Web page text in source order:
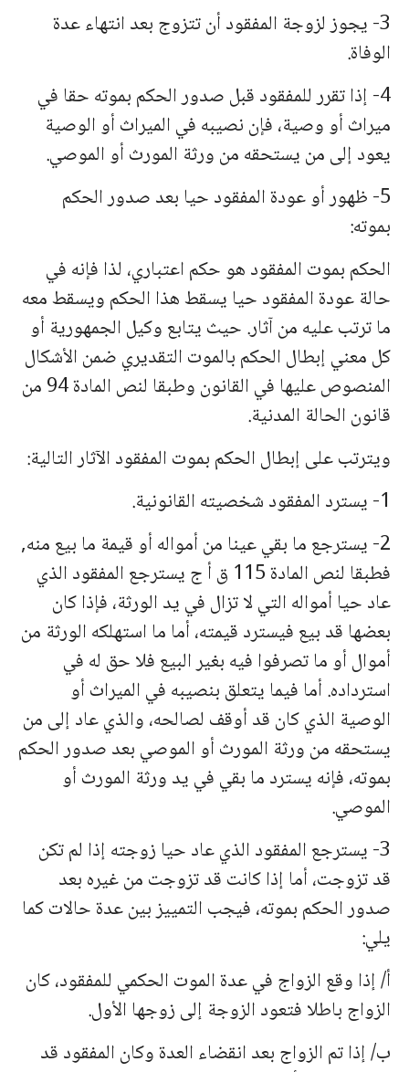
3- یجوز لزوجة المفقود أن تتزوج بعد انتهاء عدة
الوفاة.
4- إذا تقرر للمفقود قبل صدور الحكم بموته حقا في
میراث أو وصیة، فإن نصیبه في المیراث أو الوصیة
یعود إلى من یستحقه من ورثة المورث أو الموصي.
5- ظهور أو عودة المفقود حیا بعد صدور الحكم
بموته:
الحكم بموت المفقود هو حكم اعتباري، لذا فإنه في
حالة عودة المفقود حیا یسقط هذا الحكم ویسقط معه
ما ترتب علیه من آثار. حیث یتابع وكیل الجمهوریة أو
كل معني إبطال الحكم بالموت التقدیري ضمن الأشكال
المنصوص علیها في القانون وطبقا لنص المادة 94 من
قانون الحالة المدنیة.
ویترتب على إبطال الحكم بموت المفقود الآثار التالیة:
1- یسترد المفقود شخصیته القانونیة.
2- یسترجع ما بقي عینا من أمواله أو قیمة ما بیع منه,
فطبقا لنص المادة 115 ق أ ج یسترجع المفقود الذي
عاد حیا أمواله التي لا تزال في ید الورثة، فإذا كان
بعضها قد بیع فیسترد قیمته، أما ما استهلكه الورثة من
أموال أو ما تصرفوا فیه بغیر البیع فلا حق له في
استرداده. أما فیما یتعلق بنصیبه في المیراث أو
الوصیة الذي كان قد أوقف لصالحه، والذي عاد إلى من
یستحقه من ورثة المورث أو الموصي بعد صدور الحكم
بموته، فإنه یسترد ما بقي في ید ورثة المورث أو
الموصي.
3- یسترجع المفقود الذي عاد حیا زوجته إذا لم تكن
قد تزوجت، أما إذا كانت قد تزوجت من غیره بعد
صدور الحكم بموته، فیجب التمییز بین عدة حالات كما
یلي:
أ/ إذا وقع الزواج في عدة الموت الحكمي للمفقود، كان
الزواج باطلا فتعود الزوجة إلى زوجها الأول.
ب/ إذا تم الزواج بعد انقضاء العدة وكان المفقود قد